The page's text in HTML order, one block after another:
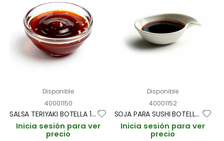
Disponible
40001150
SALSA TERIYAKI BOTELLA 1kg (CAJA 12 BOTELLAS)
Inicia sesión para ver
precio
Disponible
40001152
SOJA PARA SUSHI BOTELLA 1kg (CAJA 12 BOTELLAS)
Inicia sesión para ver
precio